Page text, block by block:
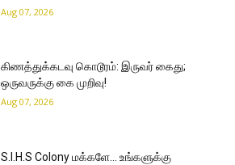
Aug 07, 2026
கிணத்துக்கடவு கொடூரம்: இருவர் கைது;
ஒருவருக்கு கை முறிவு!
Aug 07, 2026
S.I.H.S Colony மக்களே… உங்களுக்கு